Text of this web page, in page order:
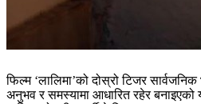
फिल्म ‘लालिमा’को दोस्रो टिजर
अनुभव र समस्यामा आधारित रहेर बनाइएको